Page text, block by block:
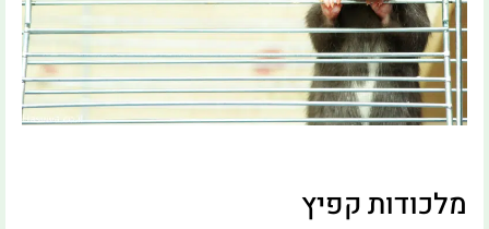
מלכודות קפיץ